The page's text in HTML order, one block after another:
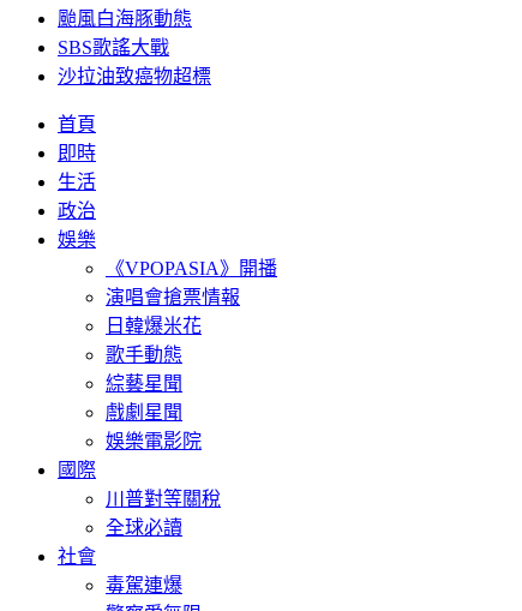
颱風白海豚動態
SBS歌謠大戰
沙拉油致癌物超標
首頁
即時
生活
政治
娛樂
《VPOPASIA》開播
演唱會搶票情報
日韓爆米花
歌手動態
綜藝星聞
戲劇星聞
娛樂電影院
國際
川普對等關稅
全球必讀
社會
毒駕連爆